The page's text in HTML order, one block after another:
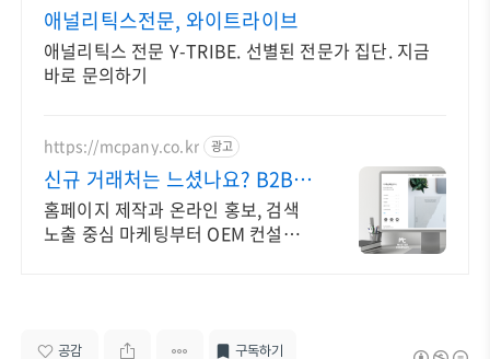
애널리틱스전문, 와이트라이브
애널리틱스 전문 Y-TRIBE. 선별된 전문가 집단. 지금
바로 문의하기
https://mcpany.co.kr 광고
신규 거래처는 느셨나요? B2B
마케팅 전문
홈페이지 제작과 온라인 홍보, 검색
노출 중심 마케팅부터 OEM 컨설팅
공감 구독하기